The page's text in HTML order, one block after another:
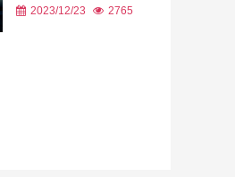
2023/12/23 2765